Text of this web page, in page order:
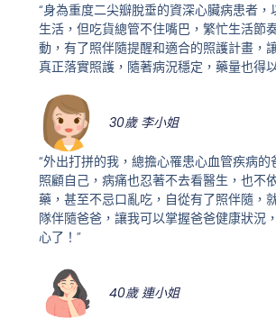
“身為重度二尖瓣脫垂的資深心臟病患者，
生活，但吃貨總管不住嘴巴，繁忙生活節
動，有了照伴隨提醒和適合的照護計畫，
真正落實照護，隨著病況穩定，藥量也得
30歲 李小姐
“外出打拼的我，總擔心罹患心血管疾病的
照顧自己，病痛也忍著不去看醫生，也不
藥，甚至不忌口亂吃，自從有了照伴隨，
隊伴隨爸爸，讓我可以掌握爸爸健康狀況
心了！”
40歲 連小姐